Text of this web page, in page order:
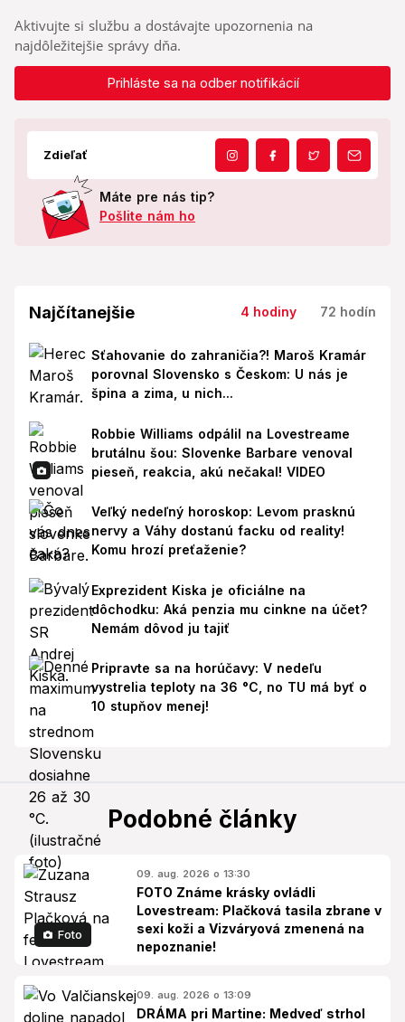
Aktivujte si službu a dostávajte upozornenia na
najdôležitejšie správy dňa.
Prihláste sa na odber notifikácií
Zdieľať
Máte pre nás tip?
Pošlite nám ho
Najčítanejšie 4 hodiny 72 hodín
Sťahovanie do zahraničia?! Maroš Kramár
porovnal Slovensko s Českom: U nás je
špina a zima, u nich...
Robbie Williams odpálil na Lovestreame
brutálnu šou: Slovenke Barbare venoval
pieseň, reakcia, akú nečakal! VIDEO
Veľký nedeľný horoskop: Levom prasknú
nervy a Váhy dostanú facku od reality!
Komu hrozí preťaženie?
Exprezident Kiska je oficiálne na
dôchodku: Aká penzia mu cinkne na účet?
Nemám dôvod ju tajiť
Pripravte sa na horúčavy: V nedeľu
vystrelia teploty na 36 °C, no TU má byť o
10 stupňov menej!
Podobné články
Foto
09. aug. 2026 o 13:30
FOTO Známe krásky ovládli
Lovestream: Plačková tasila zbrane v
sexi koži a Vizváryová zmenená na
nepoznanie!
09. aug. 2026 o 13:09
DRÁMA pri Martine: Medveď strhol